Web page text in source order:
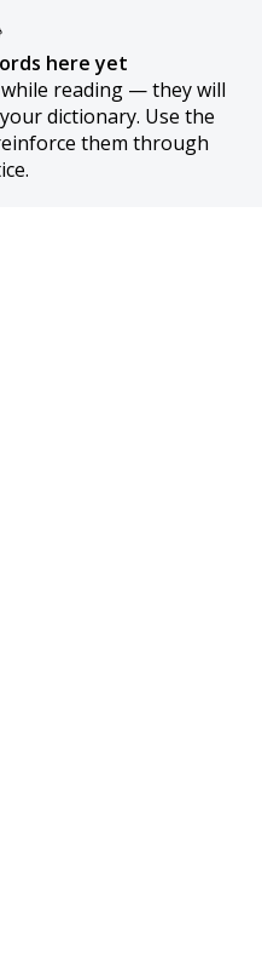
here yet
reading — they will
dictionary. Use the
them through